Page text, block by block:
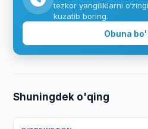
tezkor yangiliklarni
kuzatib boring.
Obuna
Shuningdek o'qing